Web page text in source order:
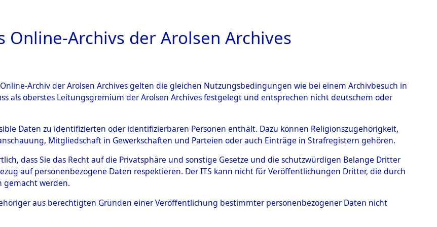
ARCHIVALE ÜBERSICHT BILD
den Orten Rückers - Sieber→0003 (84601163)
0059 (84601222)
Archivs der Arolsen Archives
Archiv der Arolsen Archives gelten die gleichen Nutzungsbedingungen wie bei einem Archivbesuch in
als oberstes Leitungsgremium der Arolsen Archives festgelegt und entsprechen nicht deutschem oder
Daten zu identifizierten oder identifizierbaren Personen enthält. Dazu können Religionszugehörigkeit,
Mitgliedschaft in Gewerkschaften und Parteien oder auch Einträge in Strafregistern gehören.
dass Sie das Recht auf die Privatsphäre und sonstige Gesetze und die schutzwürdigen Belange Dritter
auf personenbezogene Daten respektieren. Der ITS kann nicht für Veröffentlichungen Dritter, die durch
gemacht werden.
aus berechtigten Gründen einer Veröffentlichung bestimmter personenbezogener Daten nicht